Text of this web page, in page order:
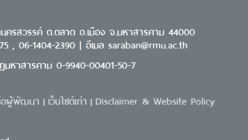
รสวรรค์ ต.ตลาด อ.เมือง จ.มหาสารคาม 44000
, 06-1404-2390 | อีเมล saraban@rmu.ac.th
มหาสารคาม 0-9940-00401-50-7
ผู้พัฒนา | เว็บไซต์เก่า | Disclaimer & Website Policy